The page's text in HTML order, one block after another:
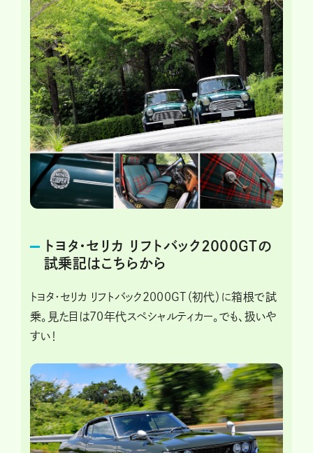
トヨタ・セリカ リフトバック2000GTの
試乗記はこちらから
トヨタ・セリカ リフトバック2000GT（初代）に箱根で試
乗。見た目は70年代スペシャルティカー。でも、扱いや
すい！